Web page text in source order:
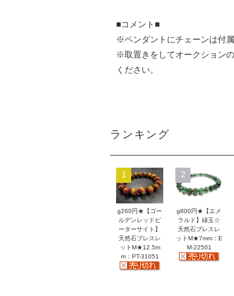
■コメント■
※ペンダントにチェーンは付属
※取置きをしてオークション
ください。
ランキング
1
g260円★【ゴー
ルデンレッドピ
ーターサイト】
天然石ブレスレ
ットM★12.5m
m：PT-31051
2
g800円★【エメ
ラルド】緑玉☆
天然石ブレスレ
ットM★7mm：E
M-22501